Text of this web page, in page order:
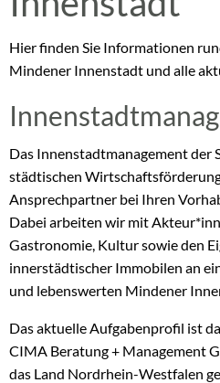
Hier finden Sie Informationen
Mindener Innenstadt und alle
Das Innenstadtmanagement der
städtischen
Ansprechpartner bei Ihren
Dabei arbeiten wir mit
Gastronomie, Kultur sowie den
innerstädtischer Immobilen an
und lebenswerten Mindener
Das aktuelle Aufgabenprofil ist
CIMA Beratung + Management
das Land Nordrhein-Westfalen